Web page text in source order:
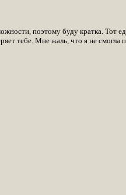
поэтому буду кратка. Тот
тебе. Мне жаль, что я не смогла